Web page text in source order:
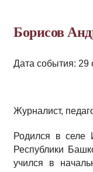
Борисов
Дата события: 29
Журналист,
Родился в селе
Республики
учился в